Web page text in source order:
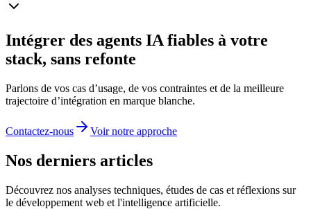
Intégrer des agents IA fiables à votre
stack, sans refonte
Parlons de vos cas d’usage, de vos contraintes et de la meilleure
trajectoire d’intégration en marque blanche.
Contactez‑nous Voir notre approche
Nos derniers articles
Découvrez nos analyses techniques, études de cas et réflexions sur
le développement web et l'intelligence artificielle.